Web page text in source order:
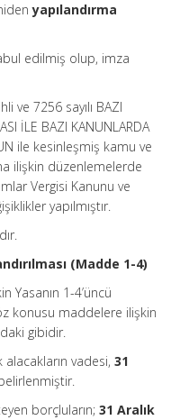
yapılandırma
edilmiş olup, imza
ve 7256 sayılı BAZI
İLE BAZI KANUNLARDA
ile kesinleşmiş kamu ve
ilişkin düzenlemelerde
Vergisi Kanunu ve
yapılmıştır.
(Madde 1-4)
Yasanın 1-4’üncü
konusu maddelere ilişkin
gibidir.
vadesi, 31
borçluların; 31 Aralık